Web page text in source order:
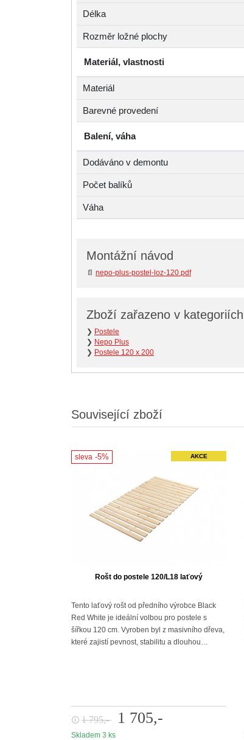
Délka
Rozměr ložné plochy
Materiál, vlastnosti
Materiál
Barevné provedení
Balení, váha
Dodáváno v demontu
Počet balíků
Váha
Montážní návod
📄 nepo-plus-postel-loz-120.pdf
Zboží zařazeno v kategoriích
❯ Postele
❯ Nepo Plus
❯ Postele 120 x 200
Související zboží
AKCE
Rošt do postele 120/L18 laťový
Tento laťový rošt od předního výrobce Black
Red White je ideální volbou pro postele s
šířkou 120 cm. Vyroben byl z masivního dřeva,
které zajistí pevnost, stabilitu a dlouhou…
sleva -5%
🛈 1 795,- 1 705,-
Skladem 3 ks